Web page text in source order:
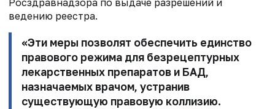
Росздравнадзора по выдаче разрешений и
ведению реестра.
«Эти меры позволят обеспечить единство
правового режима для безрецептурных
лекарственных препаратов и БАД,
назначаемых врачом, устранив
существующую правовую коллизию.